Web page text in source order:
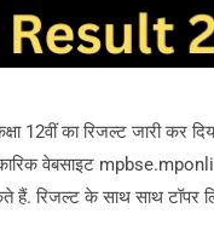
का रिजल्ट जारी कर
वेबसाइट
रिजल्ट के साथ साथ टॉपर